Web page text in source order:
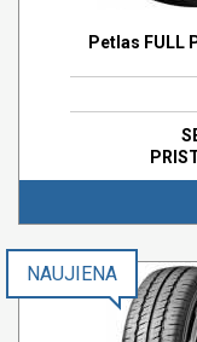
Petlas FULL
NAUJIENA